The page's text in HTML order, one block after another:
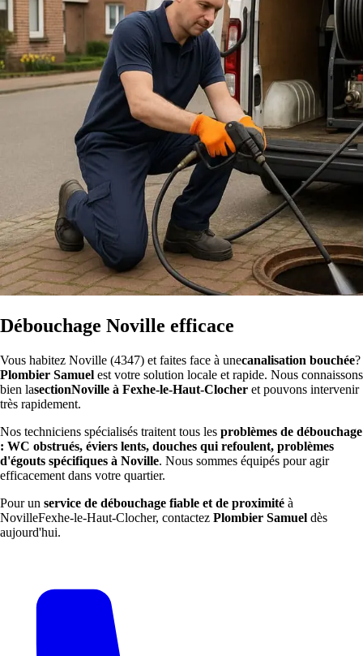
Débouchage Noville efficace
Vous habitez Noville (4347) et faites face à unecanalisation bouchée?
Plombier Samuel est votre solution locale et rapide. Nous connaissons
bien lasectionNoville à Fexhe-le-Haut-Clocher et pouvons intervenir
très rapidement.
Nos techniciens spécialisés traitent tous les problèmes de débouchage
: WC obstrués, éviers lents, douches qui refoulent, problèmes
d'égouts spécifiques à Noville. Nous sommes équipés pour agir
efficacement dans votre quartier.
Pour un service de débouchage fiable et de proximité à
NovilleFexhe-le-Haut-Clocher, contactez Plombier Samuel dès
aujourd'hui.